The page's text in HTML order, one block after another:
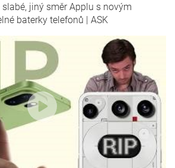
jiný směr Applu s novým
baterky telefonů | ASK